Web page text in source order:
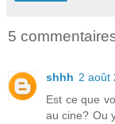
5
shhh 2 août
Est ce que
au cine? Ou